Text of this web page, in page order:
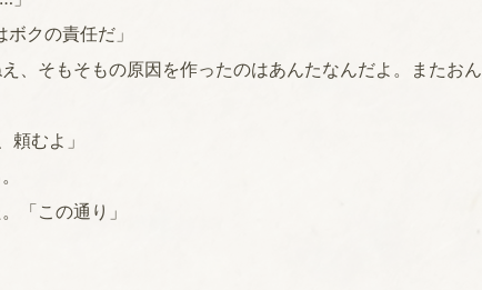
クの責任だ」
、そもそもの原因を作ったのはあんたなんだよ。またおん
むよ」
「この通り」